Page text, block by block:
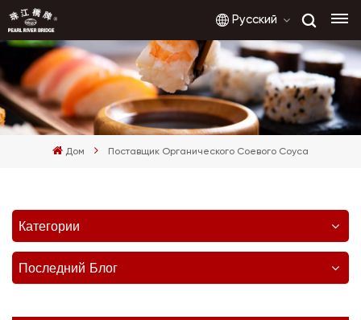
Русский
English
français
Дом Поставщик Органического Соевого Соуса
Категории
Последний Блог